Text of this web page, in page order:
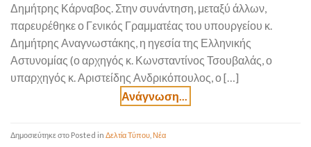
Δημήτρης Κάρναβος. Στην συνάντηση, μεταξύ άλλων,
παρευρέθηκε ο Γενικός Γραμματέας του υπουργείου κ.
Δημήτρης Αναγνωστάκης, η ηγεσία της Ελληνικής
Αστυνομίας (ο αρχηγός κ. Κωνσταντίνος Τσουβαλάς, ο
υπαρχηγός κ. Αριστείδης Ανδρικόπουλος, ο […]
Posted in Δελτία Τύπου Νέα